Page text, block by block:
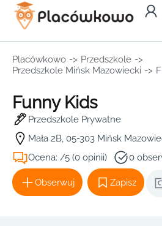
Placówkowo -> Przedszkole ->
Przedszkole Mińsk Mazowiecki ->
Funny Kids
Przedszkole Prywatne
Mała 2B, 05-303 Mińsk
Ocena: /5 (0 opinii)
0
Obserwuj Zapisz